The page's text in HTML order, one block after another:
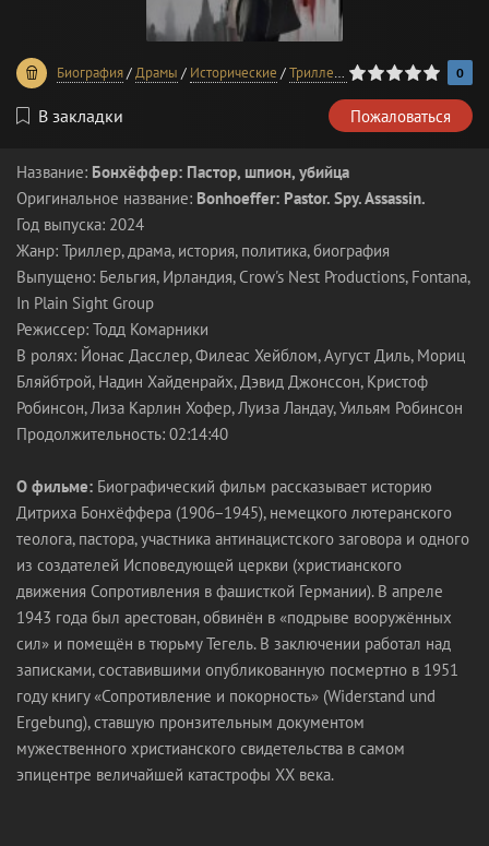
Биография/Драмы / Исторические /Триллеры /Фильмы 2024 года
0 1 2 3 4 5 0
В закладки Пожаловаться
Название: Бонхёффер: Пастор, шпион, убийца
Оригинальное название: Bonhoeffer: Pastor. Spy. Assassin.
Год выпуска: 2024
Жанр: Триллер, драма, история, политика, биография
Выпущено: Бельгия, Ирландия, Crow's Nest Productions, Fontana,
In Plain Sight Group
Режиссер: Тодд Комарники
В ролях: Йонас Дасслер, Филеас Хейблом, Аугуст Диль, Мориц
Бляйбтрой, Надин Хайденрайх, Дэвид Джонссон, Кристоф
Робинсон, Лиза Карлин Хофер, Луиза Ландау, Уильям Робинсон
Продолжительность: 02:14:40
О фильме: Биографический фильм рассказывает историю
Дитриха Бонхёффера (1906−1945), немецкого лютеранского
теолога, пастора, участника антинацистского заговора и одного
из создателей Исповедующей церкви (христианского
движения Сопротивления в фашисткой Германии). В апреле
1943 года был арестован, обвинён в «подрыве вооружённых
сил» и помещён в тюрьму Тегель. В заключении работал над
записками, составившими опубликованную посмертно в 1951
году книгу «Сопротивление и покорность» (Widerstand und
Ergebung), ставшую пронзительным документом
мужественного христианского свидетельства в самом
эпицентре величайшей катастрофы ХХ века.